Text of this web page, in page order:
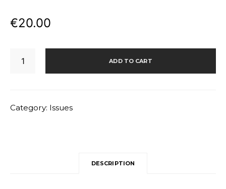
€20.00
Civil
ADD TO CART
Category: Issues
DESCRIPTION